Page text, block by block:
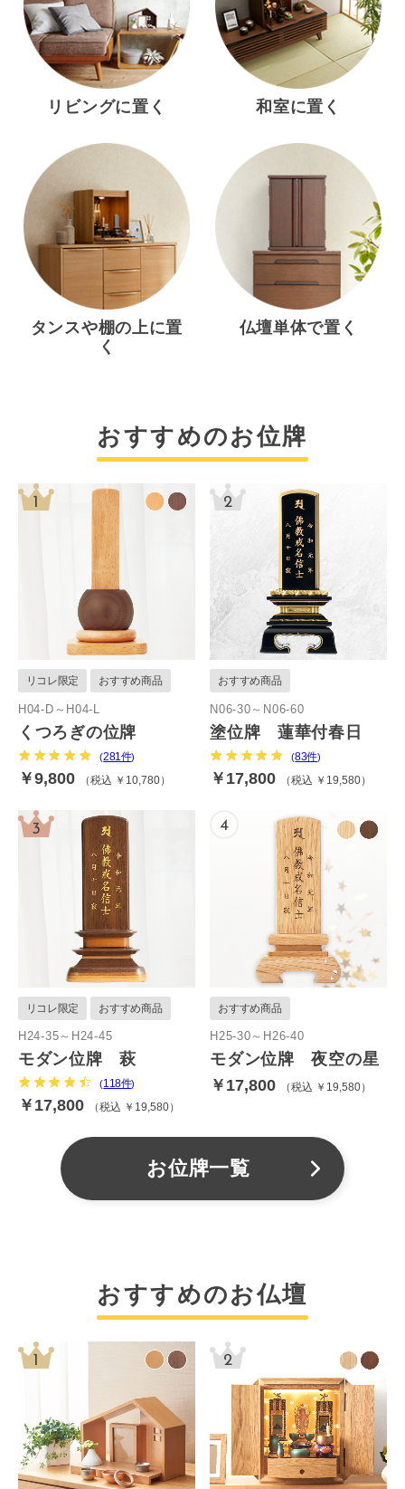
リビングに置く 和室に置く
タンスや棚の上に置
く
仏壇単体で置く
おすすめのお位牌
リコレ限定 おすすめ商品
H04-D～H04-L
くつろぎの位牌
(281件)
￥9,800 税込 ￥10,780
おすすめ商品
N06-30～N06-60
塗位牌 蓮華付春日
(83件)
￥17,800 税込 ￥19,580
リコレ限定 おすすめ商品
H24-35～H24-45
モダン位牌 萩
(118件)
￥17,800 税込 ￥19,580
おすすめ商品
H25-30～H26-40
モダン位牌 夜空の星
￥17,800
税込 ￥19,580
お位牌一覧
おすすめのお仏壇